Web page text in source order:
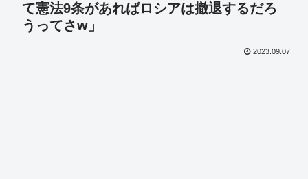
て憲法9条があればロシアは撤退するだろ
うってさw」
2023.09.07